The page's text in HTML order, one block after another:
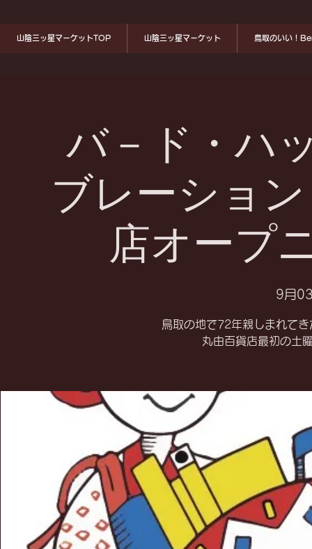
山陰三ッ星マーケットTOP 山陰三ッ星マーケット 鳥取のいい！
バ－ド・ハ
ブレーショ
店オープ
9月
鳥取の地で72年親しまれて
丸由百貨店最初の土